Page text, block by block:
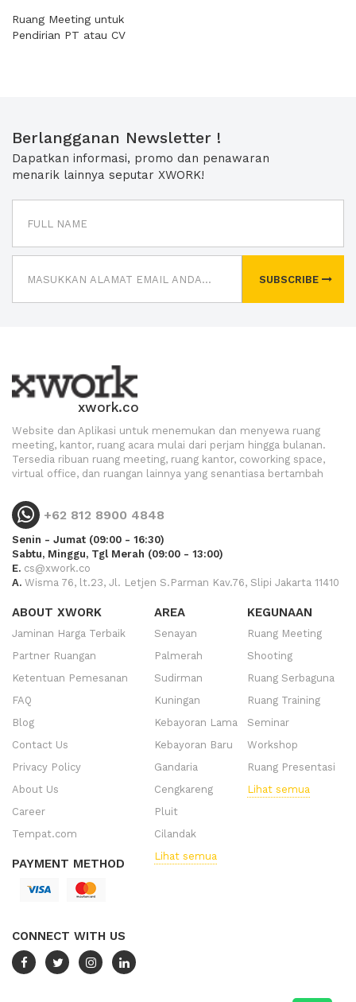
Ruang Meeting untuk
Pendirian PT atau CV
Berlangganan Newsletter !
Dapatkan informasi, promo dan penawaran
menarik lainnya seputar XWORK!
SUBSCRIBE
xwork.co
Website dan Aplikasi untuk menemukan dan menyewa ruang
meeting, kantor, ruang acara mulai dari perjam hingga bulanan.
Tersedia ribuan ruang meeting, ruang kantor, coworking space,
virtual office, dan ruangan lainnya yang senantiasa bertambah
+62 812 8900 4848
Senin - Jumat (09:00 - 16:30)
Sabtu, Minggu, Tgl Merah (09:00 - 13:00)
E. cs@xwork.co
A. Wisma 76, lt.23, Jl. Letjen S.Parman Kav.76, Slipi Jakarta 11410
ABOUT XWORK
Jaminan Harga Terbaik
Partner Ruangan
Ketentuan Pemesanan
FAQ
Blog
Contact Us
Privacy Policy
About Us
Career
Tempat.com
PAYMENT METHOD
CONNECT WITH US
AREA
Senayan
Palmerah
Sudirman
Kuningan
Kebayoran Lama
Kebayoran Baru
Gandaria
Cengkareng
Pluit
Cilandak
Lihat semua
KEGUNAAN
Ruang Meeting
Shooting
Ruang Serbaguna
Ruang Training
Seminar
Workshop
Ruang Presentasi
Lihat semua